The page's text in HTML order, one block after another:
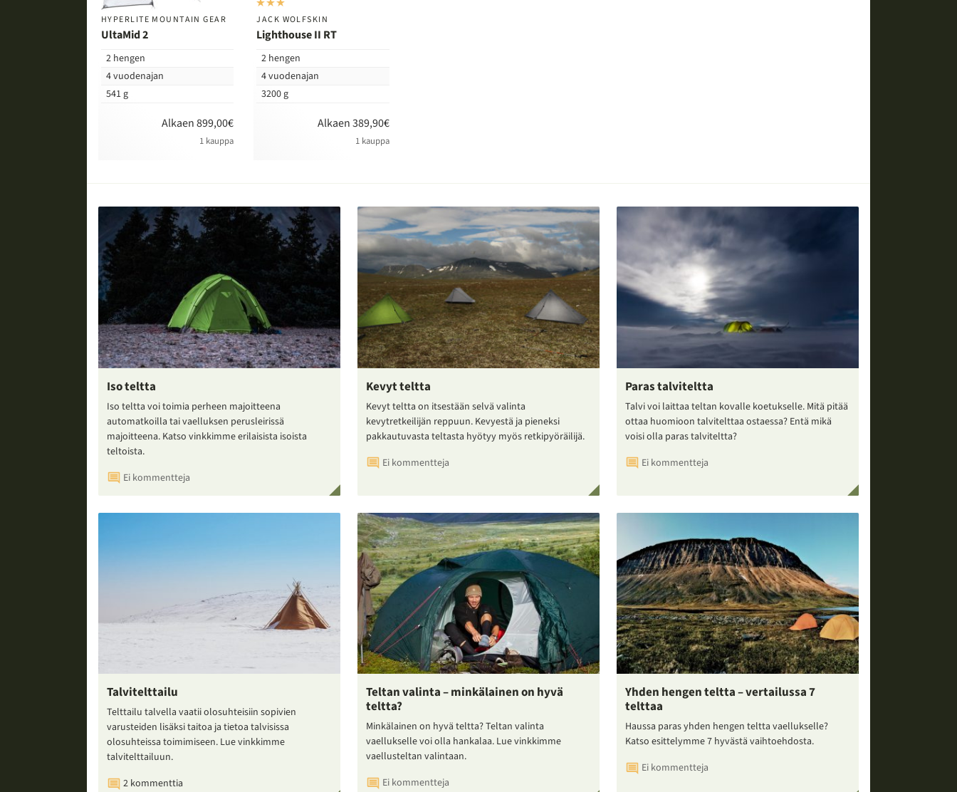
HYPERLITE MOUNTAIN GEAR
UltaMid 2
2 hengen
4 vuodenajan
541 g
Alkaen 899,00€
1 kauppa
JACK WOLFSKIN
Lighthouse II RT
2 hengen
4 vuodenajan
3200 g
Alkaen 389,90€
1 kauppa
Iso teltta
Iso teltta voi toimia perheen majoitteena
automatkoilla tai vaelluksen perusleirissä
majoitteena. Katso vinkkimme erilaisista isoista
teltoista.
Ei kommentteja
Kevyt teltta
Kevyt teltta on itsestään selvä valinta
kevytretkeilijän reppuun. Kevyestä ja pieneksi
pakkautuvasta teltasta hyötyy myös retkipyöräilijä.
Ei kommentteja
Paras talviteltta
Talvi voi laittaa teltan kovalle koetukselle. Mitä pitää
ottaa huomioon talvitelttaa ostaessa? Entä mikä
voisi olla paras talviteltta?
Ei kommentteja
Talvitelttailu
Telttailu talvella vaatii olosuhteisiin sopivien
varusteiden lisäksi taitoa ja tietoa talvisissa
olosuhteissa toimimiseen. Lue vinkkimme
talvitelttailuun.
2 kommenttia
Teltan valinta – minkälainen on hyvä
teltta?
Minkälainen on hyvä teltta? Teltan valinta
vaellukselle voi olla hankalaa. Lue vinkkimme
vaellusteltan valintaan.
Ei kommentteja
Yhden hengen teltta – vertailussa 7
telttaa
Haussa paras yhden hengen teltta vaellukselle?
Katso esittelymme 7 hyvästä vaihtoehdosta.
Ei kommentteja